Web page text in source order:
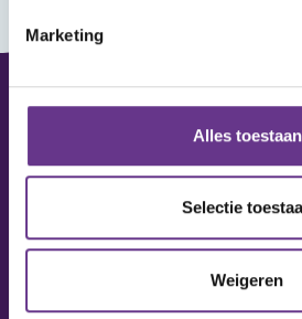
Marketing
Alles toestaan
Selectie
Weigeren
Vraag of opmerking?
Heb je een vraag of wil je iets delen?
Contact opnemen